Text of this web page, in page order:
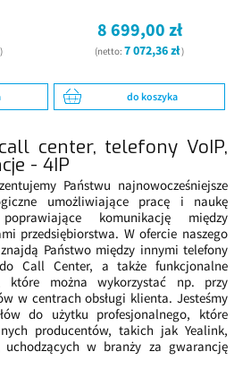
8 699,00 zł
(netto: 7 072,36 zł)
do koszyka
center, telefony VoIP,
- 4IP
Państwu najnowocześniejsze
umożliwiające pracę i naukę
komunikację między
przedsiębiorstwa. W ofercie naszego
Państwo między innymi telefony
Call Center, a także funkcjonalne
które można wykorzystać np. przy
w centrach obsługi klienta. Jesteśmy
do użytku profesjonalnego, które
producentów, takich jak Yealink,
w branży za gwarancję